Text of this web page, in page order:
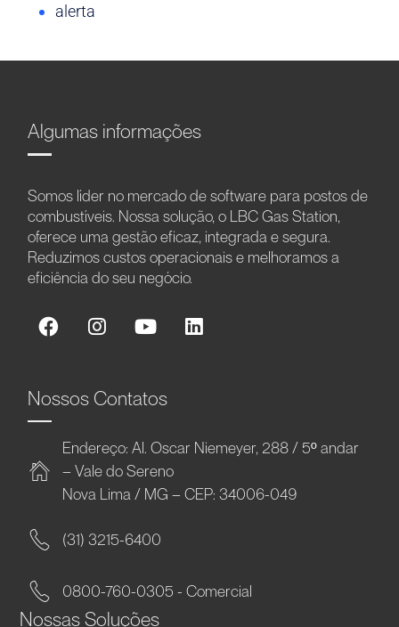
alerta
Algumas informações
Somos líder no mercado de software para postos de
combustíveis. Nossa solução, o LBC Gas Station,
oferece uma gestão eficaz, integrada e segura.
Reduzimos custos operacionais e melhoramos a
eficiência do seu negócio.
Nossos Contatos
Endereço: Al. Oscar Niemeyer, 288 / 5º andar
– Vale do Sereno
Nova Lima / MG – CEP: 34006-049
(31) 3215-6400
0800-760-0305 - Comercial
Nossas Soluções